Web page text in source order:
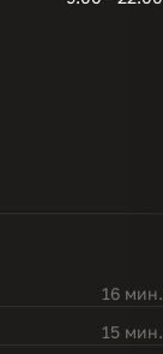
16 мин.
15 мин.